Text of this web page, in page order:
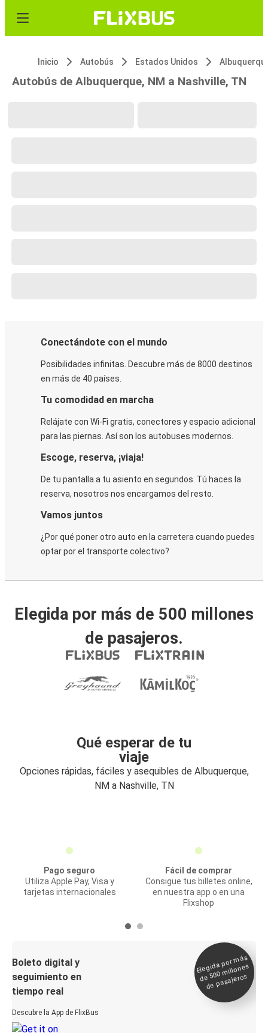
Inicio Autobús Estados Unidos
Autobús de Albuquerque, NM a Nashville, TN
Conectándote con el mundo
Posibilidades infinitas. Descubre más de 8000 destinos
en más de 40 países.
Tu comodidad en marcha
Relájate con Wi-Fi gratis, conectores y espacio adicional
para las piernas. Así son los autobuses modernos.
Escoge, reserva, ¡viaja!
De tu pantalla a tu asiento en segundos. Tú haces la
reserva, nosotros nos encargamos del resto.
Vamos juntos
¿Por qué poner otro auto en la carretera cuando puedes
optar por el transporte colectivo?
Elegida por más de 500 millones
de pasajeros.
Qué esperar de tu
viaje
Opciones rápidas, fáciles y asequibles de Albuquerque,
NM a Nashville, TN
Pago seguro
Utiliza Apple Pay, Visa y
tarjetas internacionales
Fácil de comprar
Consigue tus billetes online,
en nuestra app o en una
Flixshop
Boleto digital y
seguimiento en
tiempo real
Descubre la App de FlixBus
Elegida por
más
de 500
millones
de pasajeros